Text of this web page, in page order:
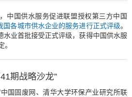
中国供水服务促进联盟授权第三方中国
国各城市供水企业的服务进行正式评级。
水业首批接受正式评级，获得中国供水服
。
期战略沙龙”
国固废网、清华大学环保产业研究所联